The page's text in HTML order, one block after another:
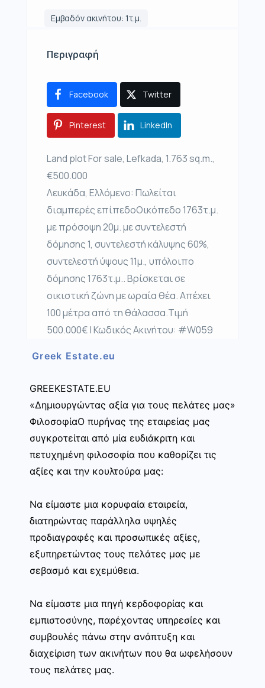
Εμβαδόν ακινήτου: 1τ.μ.
Περιγραφή
Facebook Twitter
Pinterest LinkedIn
Land plot For sale, Lefkada, 1.763 sq.m.,
€500.000
Λευκάδα, Ελλόμενο: Πωλείται
διαμπερές επίπεδοΟικόπεδο 1763τ.μ.
με πρόσοψη 20μ. με συντελεστή
δόμησης 1, συντελεστή κάλυψης 60%,
συντελεστή ύψους 11μ., υπόλοιπο
δόμησης 1763τ.μ.. Βρίσκεται σε
οικιστική ζώνη με ωραία θέα. Απέχει
100 μέτρα από τη θάλασσα.Τιμή
500.000€ | Κωδικός Ακινήτου: #W059
Greek Estate.eu
GREEKESTATE.EU
«Δημιουργώντας αξία για τους πελάτες μας»
ΦιλοσοφίαΟ πυρήνας της εταιρείας μας
συγκροτείται από μία ευδιάκριτη και
πετυχημένη φιλοσοφία που καθορίζει τις
αξίες και την κουλτούρα μας:
Να είμαστε μια κορυφαία εταιρεία,
διατηρώντας παράλληλα υψηλές
προδιαγραφές και προσωπικές αξίες,
εξυπηρετώντας τους πελάτες μας με
σεβασμό και εχεμύθεια.
Να είμαστε μια πηγή κερδοφορίας και
εμπιστοσύνης, παρέχοντας υπηρεσίες και
συμβουλές πάνω στην ανάπτυξη και
διαχείριση των ακινήτων που θα ωφελήσουν
τους πελάτες μας.